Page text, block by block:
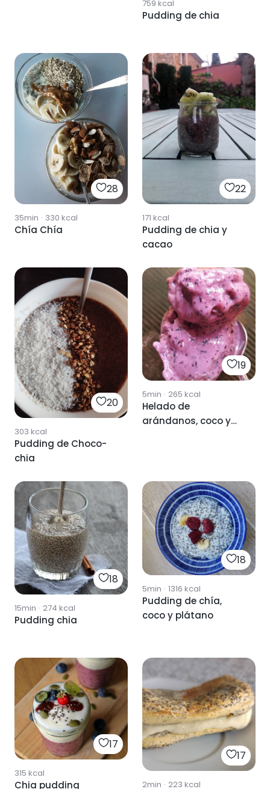
759 kcal
Pudding de chia
28
35min · 330 kcal
Chía Chía
22
171 kcal
Pudding de chia y
cacao
20
303 kcal
Pudding de Choco-
chia
19
5min · 265 kcal
Helado de
arándanos, coco y
18
15min · 274 kcal
Pudding chia
18
5min · 1316 kcal
Pudding de chía,
coco y plátano
17
315 kcal
Chia pudding
17
2min · 223 kcal